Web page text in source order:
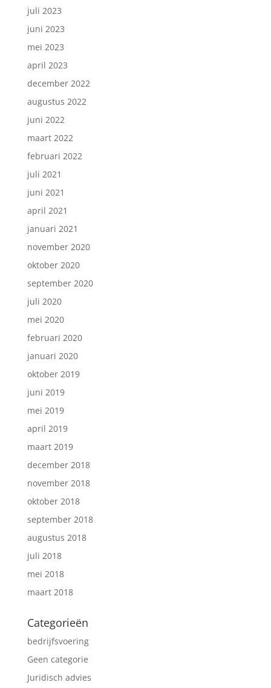
juli 2023
juni 2023
mei 2023
april 2023
december 2022
augustus 2022
juni 2022
maart 2022
februari 2022
juli 2021
juni 2021
april 2021
januari 2021
november 2020
oktober 2020
september 2020
juli 2020
mei 2020
februari 2020
januari 2020
oktober 2019
juni 2019
mei 2019
april 2019
maart 2019
december 2018
november 2018
oktober 2018
september 2018
augustus 2018
juli 2018
mei 2018
maart 2018
Categorieën
bedrijfsvoering
Geen categorie
Juridisch advies